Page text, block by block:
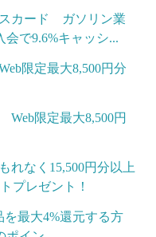
スカード ガソリン業
で9.6%キャッシ...
限定最大8,500円分
限定最大8,500円
れなく15,500円分以上
プレゼント！
を最大4%還元する方